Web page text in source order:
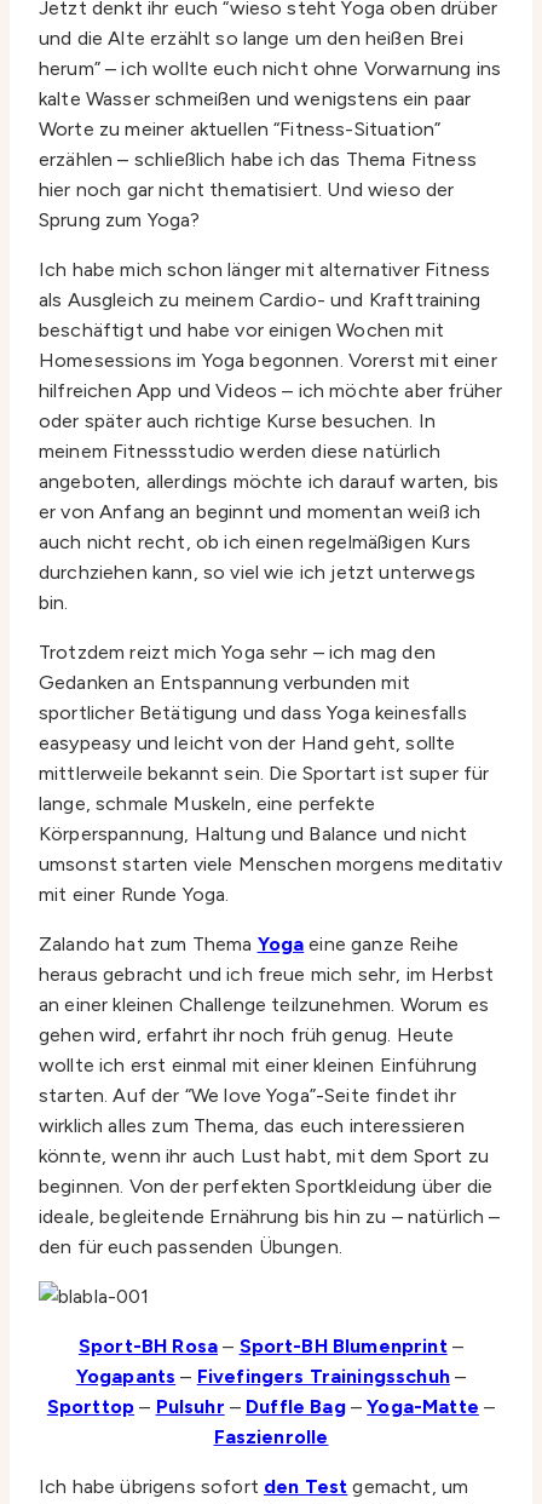
Jetzt denkt ihr euch “wieso steht Yoga oben drüber
und die Alte erzählt so lange um den heißen Brei
herum” – ich wollte euch nicht ohne Vorwarnung ins
kalte Wasser schmeißen und wenigstens ein paar
Worte zu meiner aktuellen “Fitness-Situation”
erzählen – schließlich habe ich das Thema Fitness
hier noch gar nicht thematisiert. Und wieso der
Sprung zum Yoga?
Ich habe mich schon länger mit alternativer Fitness
als Ausgleich zu meinem Cardio- und Krafttraining
beschäftigt und habe vor einigen Wochen mit
Homesessions im Yoga begonnen. Vorerst mit einer
hilfreichen App und Videos – ich möchte aber früher
oder später auch richtige Kurse besuchen. In
meinem Fitnessstudio werden diese natürlich
angeboten, allerdings möchte ich darauf warten, bis
er von Anfang an beginnt und momentan weiß ich
auch nicht recht, ob ich einen regelmäßigen Kurs
durchziehen kann, so viel wie ich jetzt unterwegs
bin.
Trotzdem reizt mich Yoga sehr – ich mag den
Gedanken an Entspannung verbunden mit
sportlicher Betätigung und dass Yoga keinesfalls
easypeasy und leicht von der Hand geht, sollte
mittlerweile bekannt sein. Die Sportart ist super für
lange, schmale Muskeln, eine perfekte
Körperspannung, Haltung und Balance und nicht
umsonst starten viele Menschen morgens meditativ
mit einer Runde Yoga.
Zalando hat zum Thema Yoga eine ganze Reihe
heraus gebracht und ich freue mich sehr, im Herbst
an einer kleinen Challenge teilzunehmen. Worum es
gehen wird, erfahrt ihr noch früh genug. Heute
wollte ich erst einmal mit einer kleinen Einführung
starten. Auf der “We love Yoga”-Seite findet ihr
wirklich alles zum Thema, das euch interessieren
könnte, wenn ihr auch Lust habt, mit dem Sport zu
beginnen. Von der perfekten Sportkleidung über die
ideale, begleitende Ernährung bis hin zu – natürlich –
den für euch passenden Übungen.
Sport-BH Rosa – Sport-BH Blumenprint–
Yogapants – Fivefingers Trainingsschuh–
Sporttop – Pulsuhr – Duffle Bag–Yoga-Matte –
Faszienrolle
Ich habe übrigens sofort den Test gemacht, um